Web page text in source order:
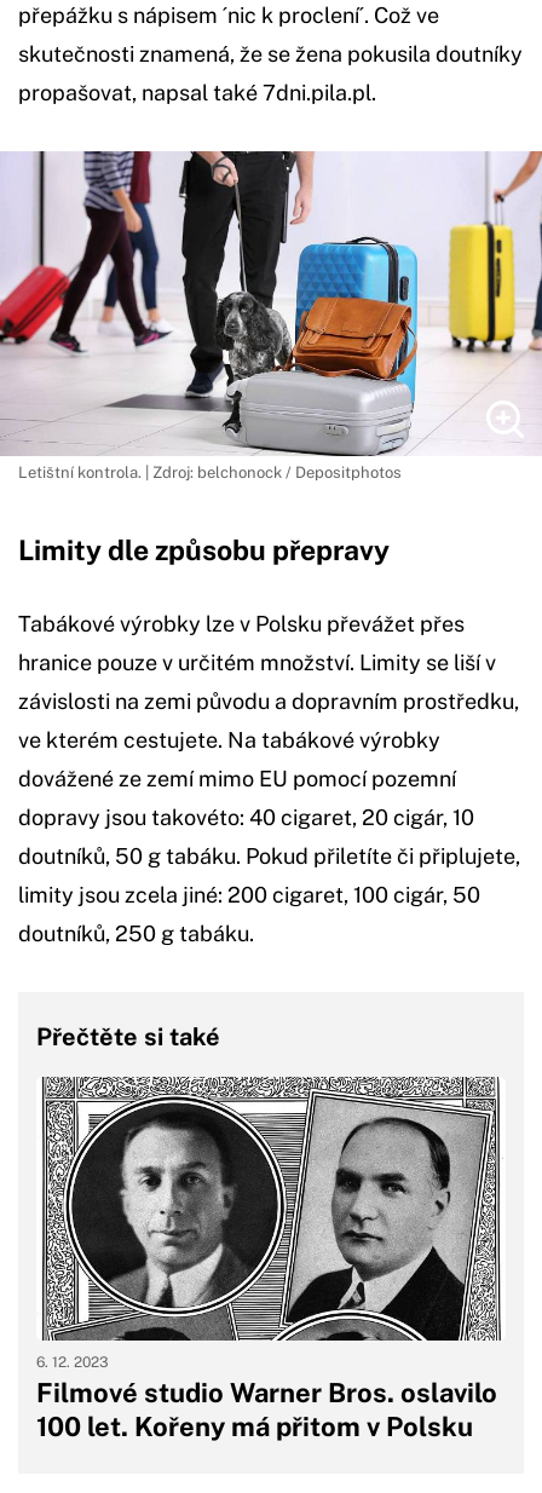
přepážku s nápisem ´nic k proclení´. Což ve
skutečnosti znamená, že se žena pokusila doutníky
propašovat, napsal také 7dni.pila.pl.
Letištní kontrola. | Zdroj: belchonock / Depositphotos
Limity dle způsobu přepravy
Tabákové výrobky lze v Polsku převážet přes
hranice pouze v určitém množství. Limity se liší v
závislosti na zemi původu a dopravním prostředku,
ve kterém cestujete. Na tabákové výrobky
dovážené ze zemí mimo EU pomocí pozemní
dopravy jsou takovéto: 40 cigaret, 20 cigár, 10
doutníků, 50 g tabáku. Pokud přiletíte či připlujete,
limity jsou zcela jiné: 200 cigaret, 100 cigár, 50
doutníků, 250 g tabáku.
Přečtěte si také
Filmové studio Warner Bros. oslavilo
100 let. Kořeny má přitom v Polsku
6. 12. 2023